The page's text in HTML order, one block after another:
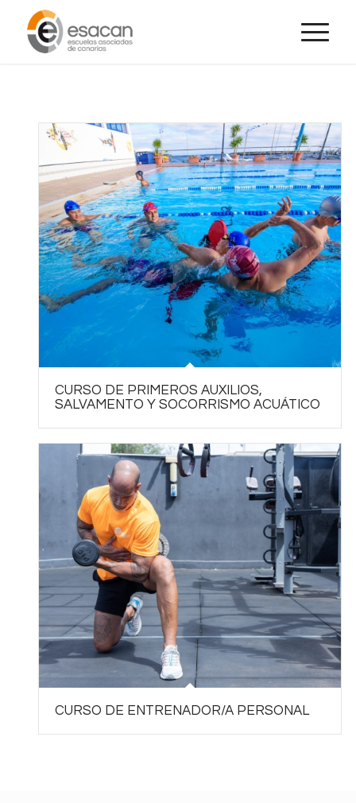
CURSO DE PRIMEROS AUXILIOS,
SALVAMENTO Y SOCORRISMO ACUÁTICO
CURSO DE ENTRENADOR/A PERSONAL